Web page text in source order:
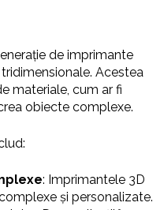
de imprimante
Acestea
materiale, cum ar fi
obiecte complexe.
: Imprimantele 3D
și personalizate.